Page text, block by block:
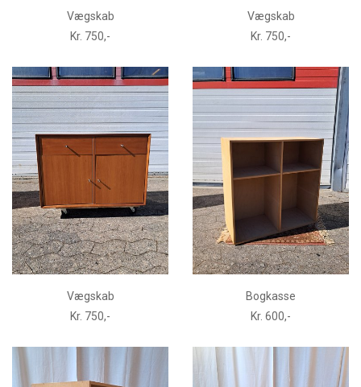
Vægskab
Kr. 750,-
Vægskab
Kr. 750,-
Vægskab
Kr. 750,-
Bogkasse
Kr. 600,-